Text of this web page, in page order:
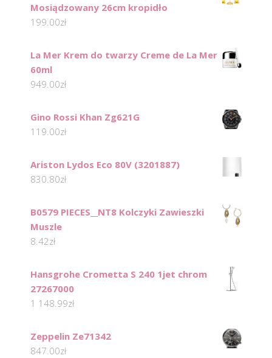
Mosiądzowany 26cm kropidło
199.00zł
La Mer Krem do twarzy Creme de La Mer
60ml
949.00zł
Gino Rossi Khan Zg621G
119.00zł
Ariston Lydos Eco 80V (3201887)
830.80zł
B0579 PIECES__NT8 Kolczyki Zawieszki
Muszle
8.42zł
Hansgrohe Crometta S 240 1jet chrom
27267000
1 148.99zł
Zeppelin Ze71342
847.00zł